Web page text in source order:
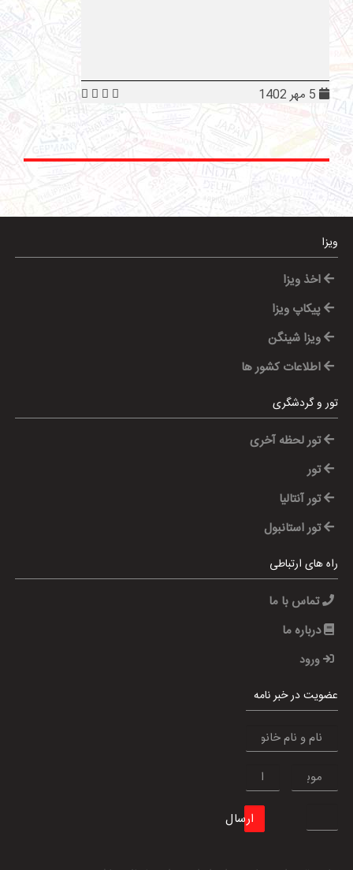
ویزا
اخذ ویزا
پیکاپ ویزا
ویزا شینگن
اطلاعات کشور ها
تور و گردشگری
تور لحظه آخری
تور
تور آنتالیا
تور استانبول
راه های ارتباطی
تماس با ما
درباره ما
ورود
عضویت در خبر نامه
ارسال